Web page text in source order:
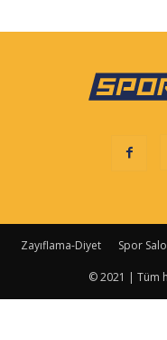
Zayıflama-Diyet Spor
© 2021 | Tüm